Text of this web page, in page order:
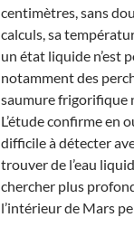
centimètres, sans
calculs, sa
un état liquide n’est
notamment des
saumure frigorifique
L’étude confirme en
difficile à détecter
trouver de l’eau
chercher plus
l’intérieur de Mars